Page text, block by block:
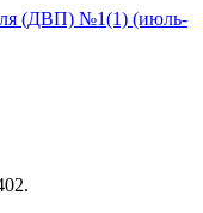
(ДВП) №1(1) (июль-